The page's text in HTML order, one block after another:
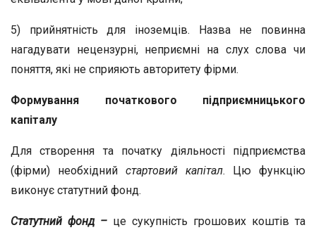
5) прийнятність для іноземців. Назва не повинна
нагадувати нецензурні, неприємні на слух слова чи
поняття, які не сприяють авторитету фірми.
Формування початкового підприємницького
капіталу
Для створення та початку діяльності підприємства
(фірми) необхідний стартовий капітал. Цю функцію
виконує статутний фонд.
Статутний фонд – це сукупність грошових коштів та